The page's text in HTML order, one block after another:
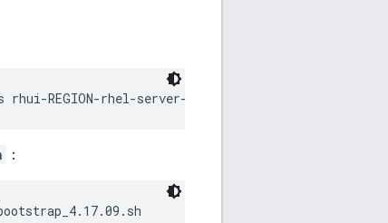
REGION-rhel-server-optional
：